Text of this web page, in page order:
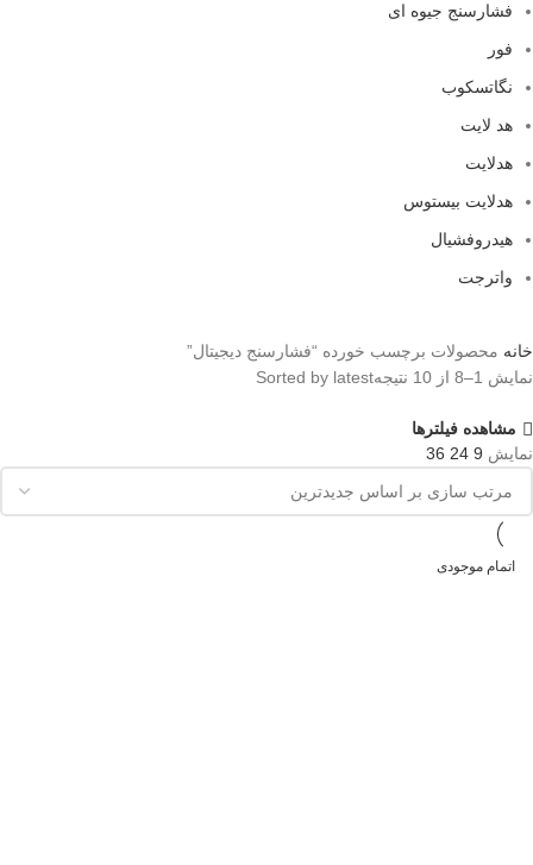
فشارسنج جیوه ای
فور
نگاتسکوب
هد لایت
هدلایت
هدلایت بیستوس
هیدروفشیال
واترجت
خانه محصولات برچسب خورده “فشارسنج دیجیتال”
نمایش 1–8 از 10 نتیجه
Sorted by latest
مشاهده فیلترها
نمایش 9
24
36
اتمام موجودی